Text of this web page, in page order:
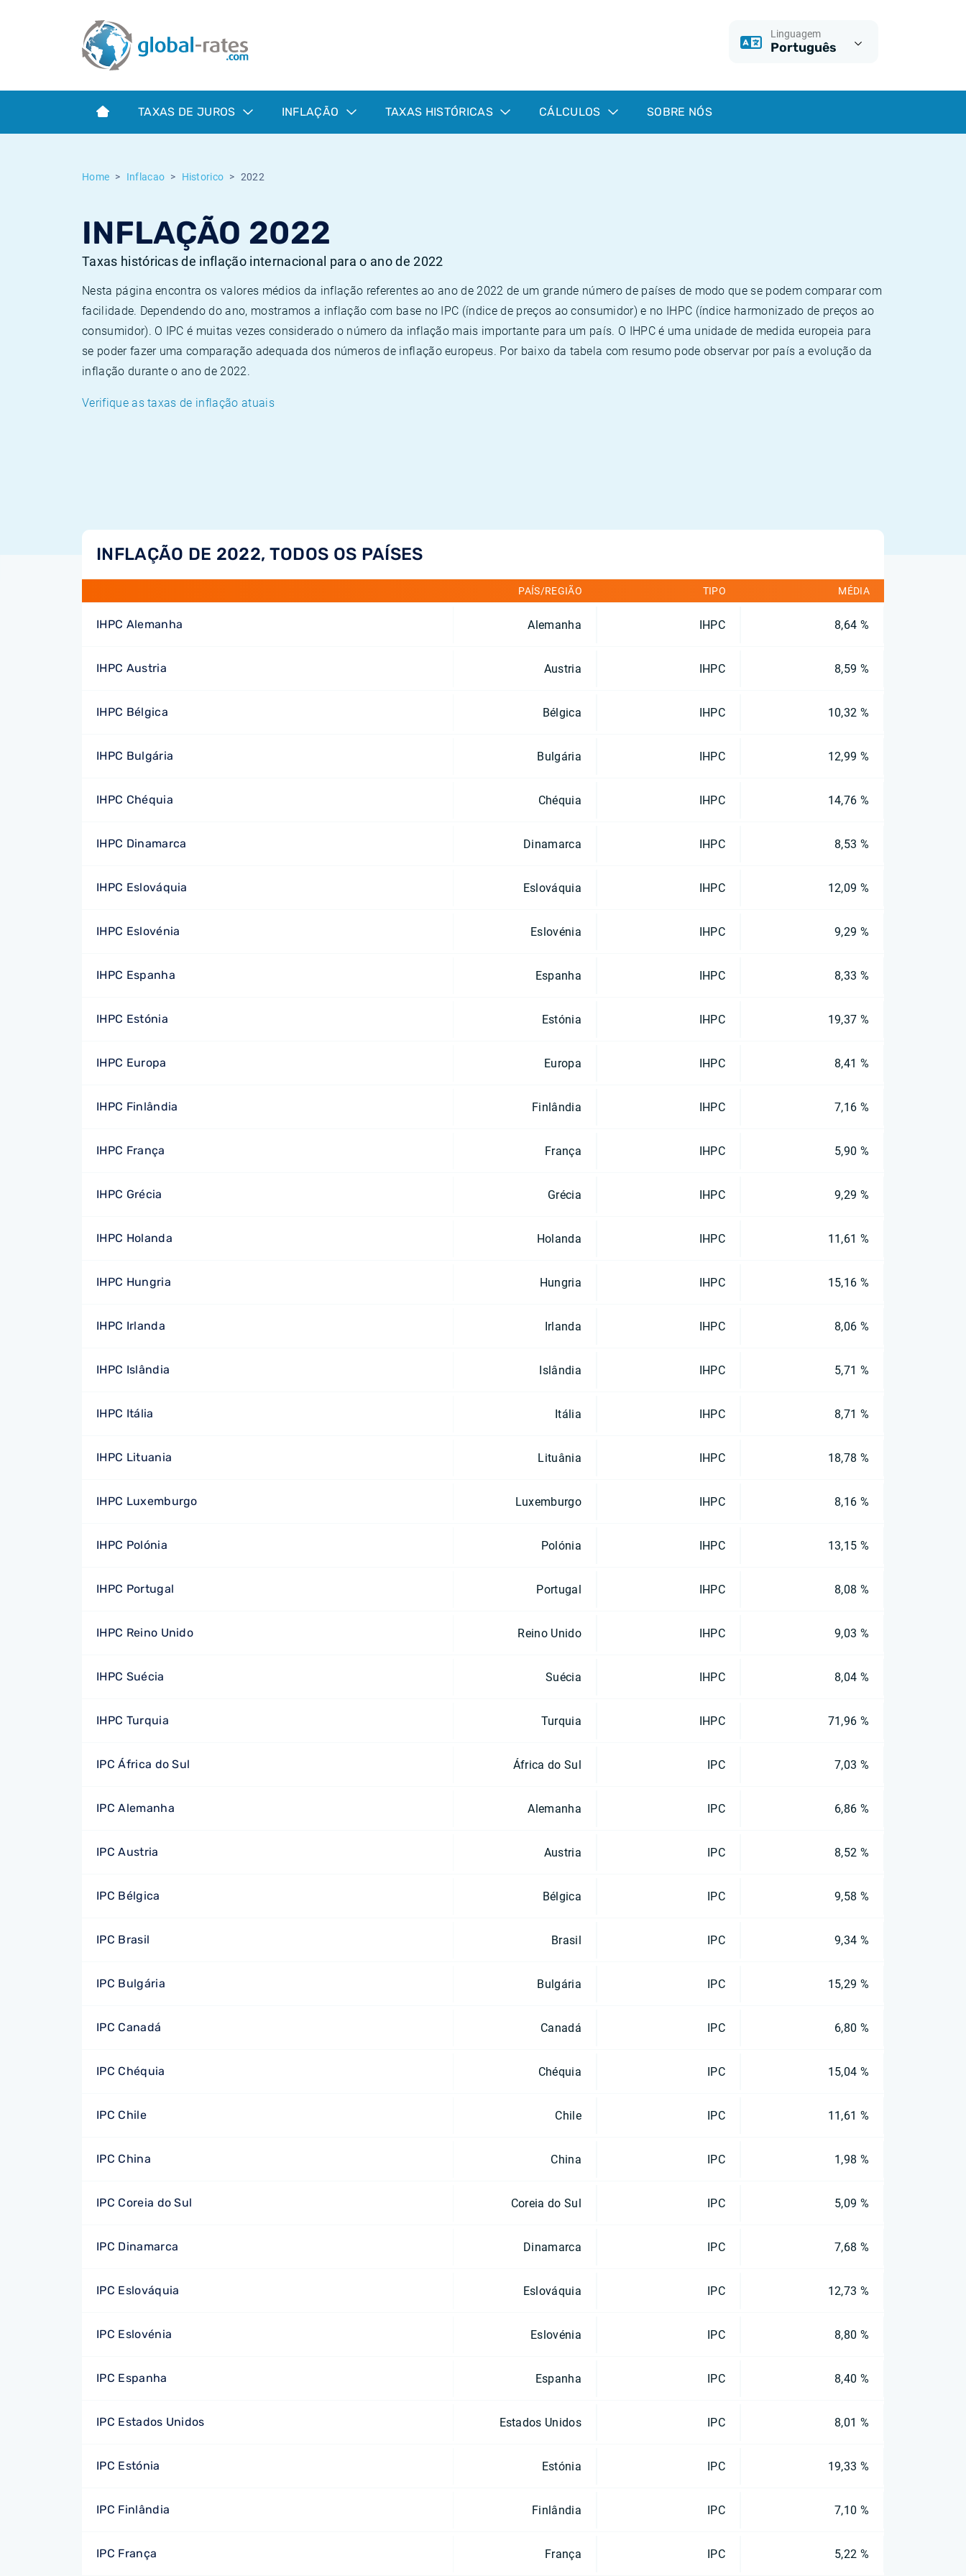
Linguagem
Português
TAXAS DE JUROS INFLAÇÃO TAXAS HISTÓRICAS CÁLCULOS SOBRE NÓS
Home Inflacao Historico 2022
INFLAÇÃO 2022
Taxas históricas de inflação internacional para o ano de 2022
Nesta página encontra os valores médios da inflação referentes ao ano de 2022 de um grande número de países de modo que se podem comparar com
facilidade. Dependendo do ano, mostramos a inflação com base no IPC (índice de preços ao consumidor) e no IHPC (índice harmonizado de preços ao
consumidor). O IPC é muitas vezes considerado o número da inflação mais importante para um país. O IHPC é uma unidade de medida europeia para
se poder fazer uma comparação adequada dos números de inflação europeus. Por baixo da tabela com resumo pode observar por país a evolução da
inflação durante o ano de 2022.
Verifique as taxas de inflação atuais
INFLAÇÃO DE 2022, TODOS OS PAÍSES
PAÍS/REGIÃO TIPO MÉDIA
IHPC Alemanha Alemanha IHPC 8,64 %
IHPC Austria Austria IHPC 8,59 %
IHPC Bélgica Bélgica IHPC 10,32 %
IHPC Bulgária Bulgária IHPC 12,99 %
IHPC Chéquia Chéquia IHPC 14,76 %
IHPC Dinamarca Dinamarca IHPC 8,53 %
IHPC Eslováquia Eslováquia IHPC 12,09 %
IHPC Eslovénia Eslovénia IHPC 9,29 %
IHPC Espanha Espanha IHPC 8,33 %
IHPC Estónia Estónia IHPC 19,37 %
IHPC Europa Europa IHPC 8,41 %
IHPC Finlândia Finlândia IHPC 7,16 %
IHPC França França IHPC 5,90 %
IHPC Grécia Grécia IHPC 9,29 %
IHPC Holanda Holanda IHPC 11,61 %
IHPC Hungria Hungria IHPC 15,16 %
IHPC Irlanda Irlanda IHPC 8,06 %
IHPC Islândia Islândia IHPC 5,71 %
IHPC Itália Itália IHPC 8,71 %
IHPC Lituania Lituânia IHPC 18,78 %
IHPC Luxemburgo Luxemburgo IHPC 8,16 %
IHPC Polónia Polónia IHPC 13,15 %
IHPC Portugal Portugal IHPC 8,08 %
IHPC Reino Unido Reino Unido IHPC 9,03 %
IHPC Suécia Suécia IHPC 8,04 %
IHPC Turquia Turquia IHPC 71,96 %
IPC África do Sul África do Sul IPC 7,03 %
IPC Alemanha Alemanha IPC 6,86 %
IPC Austria Austria IPC 8,52 %
IPC Bélgica Bélgica IPC 9,58 %
IPC Brasil Brasil IPC 9,34 %
IPC Bulgária Bulgária IPC 15,29 %
IPC Canadá Canadá IPC 6,80 %
IPC Chéquia Chéquia IPC 15,04 %
IPC Chile Chile IPC 11,61 %
IPC China China IPC 1,98 %
IPC Coreia do Sul Coreia do Sul IPC 5,09 %
IPC Dinamarca Dinamarca IPC 7,68 %
IPC Eslováquia Eslováquia IPC 12,73 %
IPC Eslovénia Eslovénia IPC 8,80 %
IPC Espanha Espanha IPC 8,40 %
IPC Estados Unidos Estados Unidos IPC 8,01 %
IPC Estónia Estónia IPC 19,33 %
IPC Finlândia Finlândia IPC 7,10 %
IPC França França IPC 5,22 %
Term SOFR
O que é a inflação do IPC?
O que é a inflação do IHPC?
Taxas Euribor históricas
Taxas ESTER históricas
Taxas de inflação históricas
Calculadora de inflação